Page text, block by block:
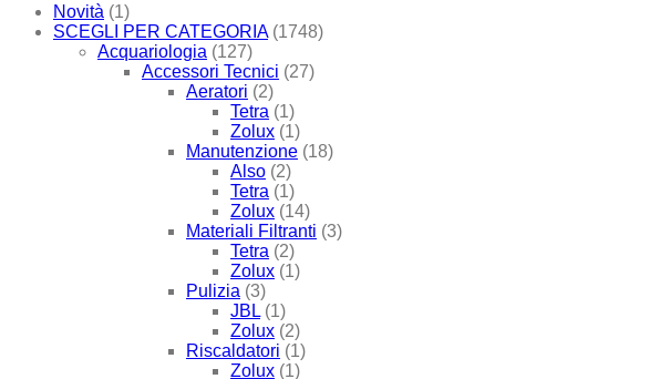
Novità (1)
SCEGLI PER CATEGORIA (1748)
Acquariologia (127)
Accessori Tecnici (27)
Aeratori (2)
Tetra (1)
Zolux (1)
Manutenzione (18)
Also (2)
Tetra (1)
Zolux (14)
Materiali Filtranti (3)
Tetra (2)
Zolux (1)
Pulizia (3)
JBL (1)
Zolux (2)
Riscaldatori (1)
Zolux (1)